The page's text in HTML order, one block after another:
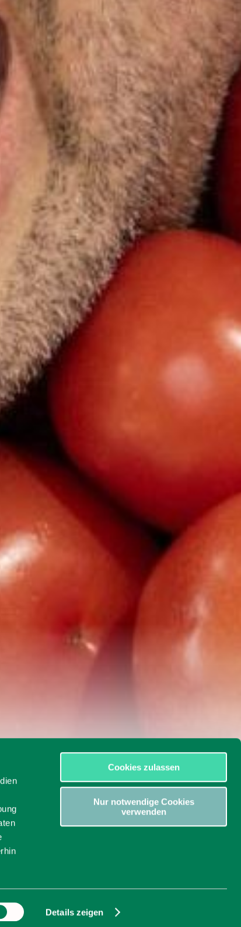
Details zeigen
Cookies zulassen
Nur notwendige Cookies
verwenden
-